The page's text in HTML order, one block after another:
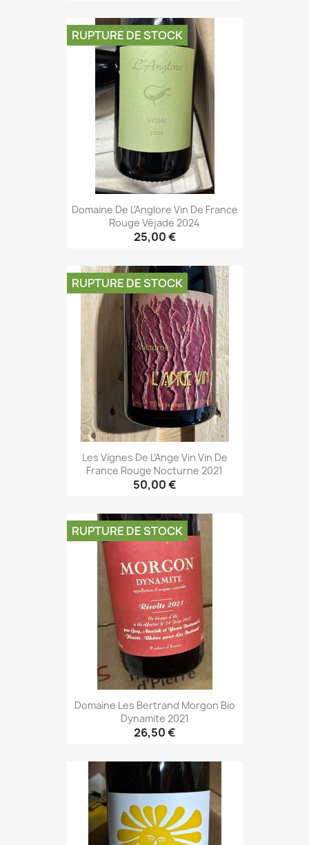
Domaine De L'Anglore Vin De France
Rouge Véjade 2024
25,00 €
RUPTURE DE STOCK
Les Vignes De L'Ange Vin Vin De
France Rouge Nocturne 2021
50,00 €
RUPTURE DE STOCK
Domaine Les Bertrand Morgon Bio
Dynamite 2021
26,50 €
RUPTURE DE STOCK